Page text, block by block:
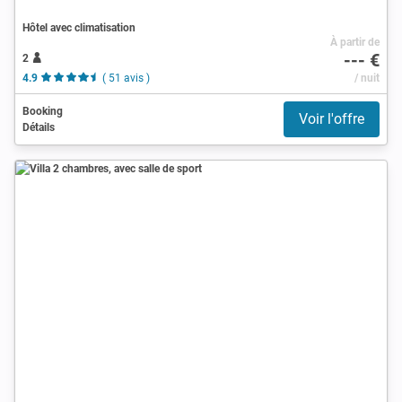
Hôtel avec climatisation
2
4.9
( 51 avis )
À partir de
--- €
/ nuit
Booking
Détails
Voir l'offre